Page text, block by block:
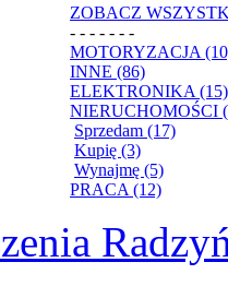
ZOBACZ
- - - - - - -
MOTORYZACJA
INNE (86)
ELEKTRONIKA (15)
NIERUCHOMOŚCI
Sprzedam (17)
Kupię (3)
Wynajmę (5)
PRACA (12)